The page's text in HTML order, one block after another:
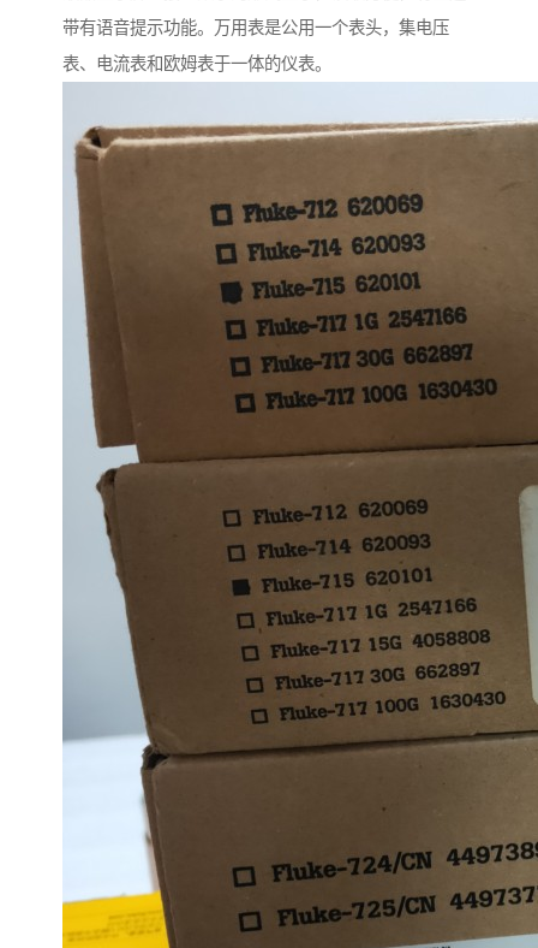
带有语音提示功能。万用表是公用一个表头，集电压
表、电流表和欧姆表于一体的仪表。